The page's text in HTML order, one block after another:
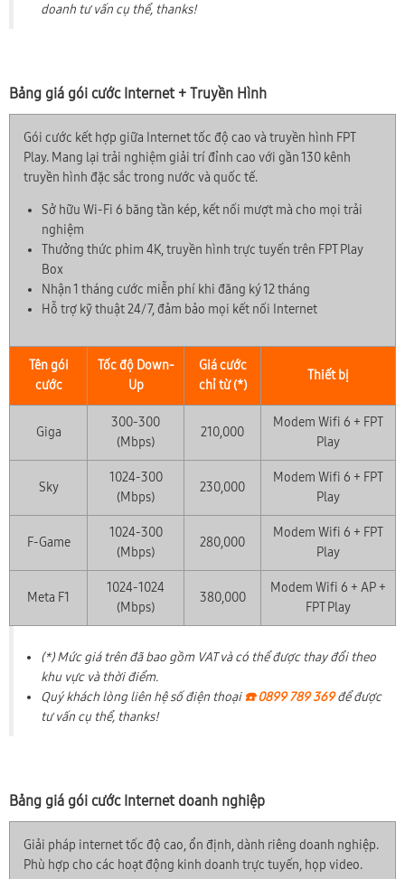
doanh tư vấn cụ thể, thanks!
Bảng giá gói cước Internet + Truyền Hình
Gói cước kết hợp giữa Internet tốc độ cao và truyền hình FPT
Play. Mang lại trải nghiệm giải trí đỉnh cao với gần 130 kênh
truyền hình đặc sắc trong nước và quốc tế.
Sở hữu Wi-Fi 6 băng tần kép, kết nối mượt mà cho mọi trải
nghiệm
Thưởng thức phim 4K, truyền hình trực tuyến trên FPT Play
Box
Nhận 1 tháng cước miễn phí khi đăng ký 12 tháng
Hỗ trợ kỹ thuật 24/7, đảm bảo mọi kết nối Internet
Tên gói
cước
Tốc độ Down-
Up
Giá cước
chỉ từ (*)
Thiết bị
Giga
300-300
(Mbps)
210,000
Modem Wifi 6 + FPT
Play
Sky
1024-300
(Mbps)
230,000
Modem Wifi 6 + FPT
Play
F-Game
1024-300
(Mbps)
280,000
Modem Wifi 6 + FPT
Play
Meta F1
1024-1024
(Mbps)
380,000
Modem Wifi 6 + AP +
FPT Play
(*) Mức giá trên đã bao gồm VAT và có thể được thay đổi theo
khu vực và thời điểm.
Quý khách lòng liên hệ số điện thoại☎️ 0899 789 369để được
tư vấn cụ thể, thanks!
Bảng giá gói cước Internet doanh nghiệp
Giải pháp internet tốc độ cao, ổn định, dành riêng doanh nghiệp.
Phù hợp cho các hoạt động kinh doanh trực tuyến, họp video.